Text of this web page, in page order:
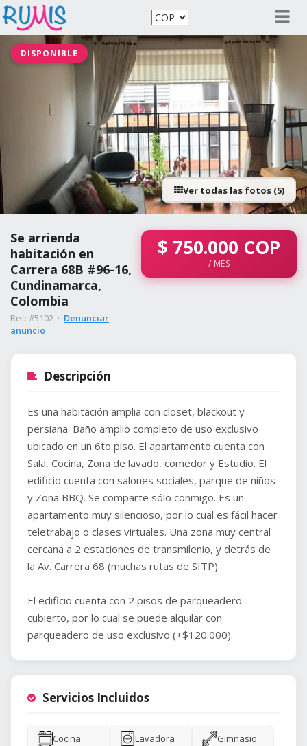
DISPONIBLE
Ver todas las fotos (5)
Se arrienda
habitación en
Carrera 68B #96-16,
Cundinamarca,
Colombia
Ref: #5102 · Denunciar
anuncio
$ 750.000 COP
/ MES
Descripción
Es una habitación amplia con closet, blackout y
persiana. Baño amplio completo de uso exclusivo
ubicado en un 6to piso. El apartamento cuenta con
Sala, Cocina, Zona de lavado, comedor y Estudio. El
edificio cuenta con salones sociales, parque de niños
y Zona BBQ. Se comparte sólo conmigo. Es un
apartamento muy silencioso, por lo cual es fácil hacer
teletrabajo o clases virtuales. Una zona muy central
cercana a 2 estaciones de transmilenio, y detrás de
la Av. Carrera 68 (muchas rutas de SITP).
El edificio cuenta con 2 pisos de parqueadero
cubierto, por lo cual se puede alquilar con
parqueadero de uso exclusivo (+$120.000).
Servicios Incluidos
Cocina Lavadora Gimnasio